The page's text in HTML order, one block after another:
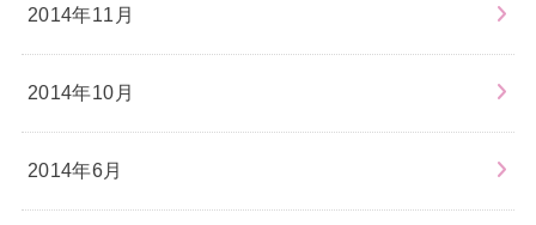
2014年11月
2014年10月
2014年6月